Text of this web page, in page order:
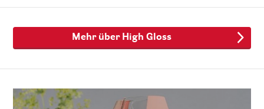
Mehr über High Gloss